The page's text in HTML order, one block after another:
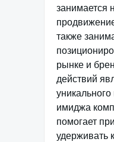
занимается
также
рынке и
действий
имиджа
помогает
удерживать